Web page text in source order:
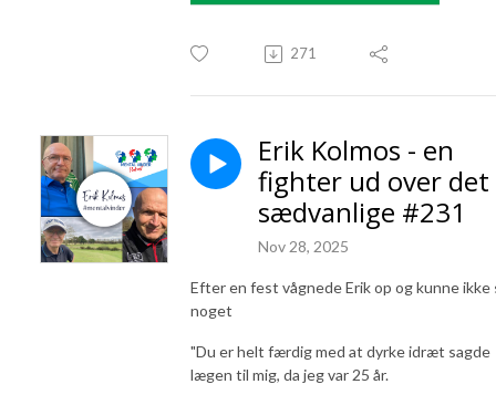
271
Erik Kolmos - en
fighter ud over det
sædvanlige #231
Nov 28, 2025
Efter en fest vågnede Erik op og kunne ikke
noget
"Du er helt færdig med at dyrke idræt sagde
lægen til mig, da jeg var 25 år.